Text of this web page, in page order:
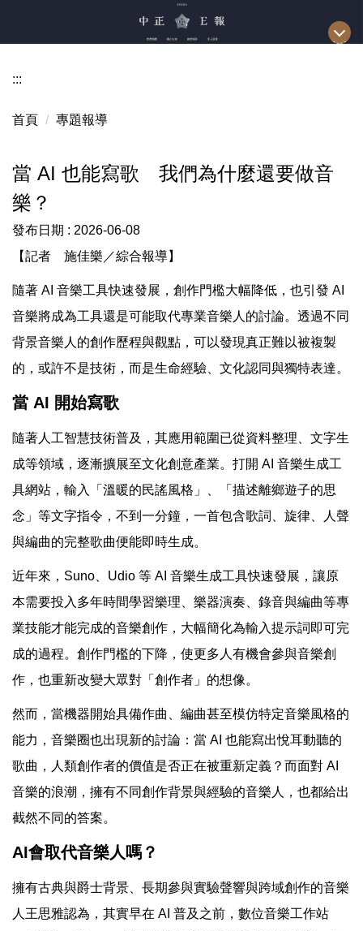
區
:::
首頁 專題報導
當 AI 也能寫歌 我們為什麼還要做音
樂？
發布日期 : 2026-06-08
【記者 施佳樂／綜合報導】
隨著 AI 音樂工具快速發展，創作門檻大幅降低，也引發 AI
音樂將成為工具還是可能取代專業音樂人的討論。透過不同
背景音樂人的創作歷程與觀點，可以發現真正難以被複製
的，或許不是技術，而是生命經驗、文化認同與獨特表達。
當 AI 開始寫歌
隨著人工智慧技術普及，其應用範圍已從資料整理、文字生
成等領域，逐漸擴展至文化創意產業。打開 AI 音樂生成工
具網站，輸入「溫暖的民謠風格」、「描述離鄉遊子的思
念」等文字指令，不到一分鐘，一首包含歌詞、旋律、人聲
與編曲的完整歌曲便能即時生成。
近年來，Suno、Udio 等 AI 音樂生成工具快速發展，讓原
本需要投入多年時間學習樂理、樂器演奏、錄音與編曲等專
業技能才能完成的音樂創作，大幅簡化為輸入提示詞即可完
成的過程。創作門檻的下降，使更多人有機會參與音樂創
作，也重新改變大眾對「創作者」的想像。
然而，當機器開始具備作曲、編曲甚至模仿特定音樂風格的
能力，音樂圈也出現新的討論：當 AI 也能寫出悅耳動聽的
歌曲，人類創作者的價值是否正在被重新定義？而面對 AI
音樂的浪潮，擁有不同創作背景與經驗的音樂人，也都給出
截然不同的答案。
AI會取代音樂人嗎？
擁有古典與爵士背景、長期參與實驗聲響與跨域創作的音樂
人王思雅認為，其實早在 AI 普及之前，數位音樂工作站